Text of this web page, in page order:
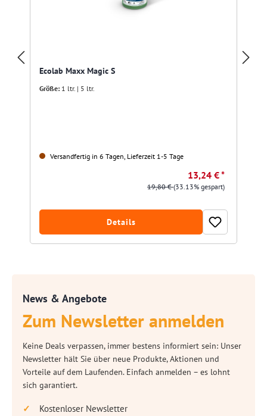
Ecolab Maxx Magic S
Größe: 1 ltr. | 5 ltr.
Versandfertig in 6 Tagen, Lieferzeit 1-5 Tage
13,24 € *
19,80 €(33.13% gespart)
Details
News & Angebote
Zum Newsletter anmelden
Keine Deals verpassen, immer bestens informiert sein: Unser
Newsletter hält Sie über neue Produkte, Aktionen und
Vorteile auf dem Laufenden. Einfach anmelden – es lohnt
sich garantiert.
Kostenloser Newsletter